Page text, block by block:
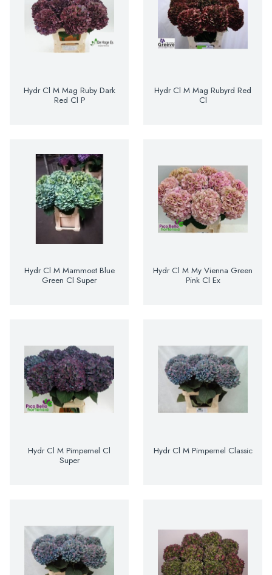
Hydr Cl M Mag Ruby Dark
Red Cl P
Hydr Cl M Mag Rubyrd Red
Cl
Hydr Cl M Mammoet Blue
Green Cl Super
Hydr Cl M My Vienna Green
Pink Cl Ex
Hydr Cl M Pimpernel Cl
Super
Hydr Cl M Pimpernel Classic